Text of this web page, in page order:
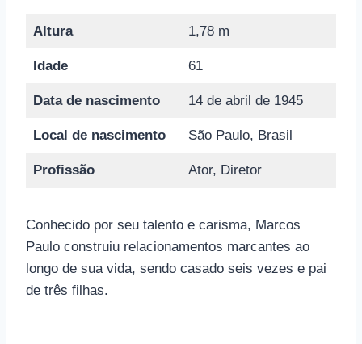
Altura 1,78 m
Idade 61
Data de nascimento 14 de abril de 1945
Local de nascimento São Paulo, Brasil
Profissão Ator, Diretor
Conhecido por seu talento e carisma, Marcos
Paulo construiu relacionamentos marcantes ao
longo de sua vida, sendo casado seis vezes e pai
de três filhas.